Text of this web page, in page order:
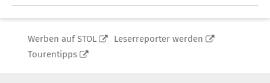
Werben auf STOL
Leserreporter werden
Tourentipps